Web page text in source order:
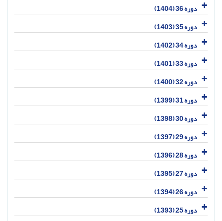
دوره 36 (1404)
دوره 35 (1403)
دوره 34 (1402)
دوره 33 (1401)
دوره 32 (1400)
دوره 31 (1399)
دوره 30 (1398)
دوره 29 (1397)
دوره 28 (1396)
دوره 27 (1395)
دوره 26 (1394)
دوره 25 (1393)